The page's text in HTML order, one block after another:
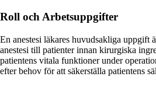
Roll och Arbetsuppgifter
En anestesi läkares huvudsakliga uppgift
anestesi till patienter innan kirurgiska
patientens vitala funktioner under
efter behov för att säkerställa patientens